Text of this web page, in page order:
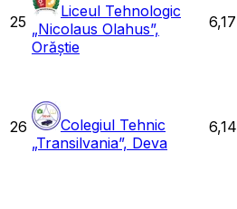
25
Liceul Tehnologic
„Nicolaus Olahus”,
Orăștie
6,17
26
Colegiul Tehnic
„Transilvania”, Deva
6,14